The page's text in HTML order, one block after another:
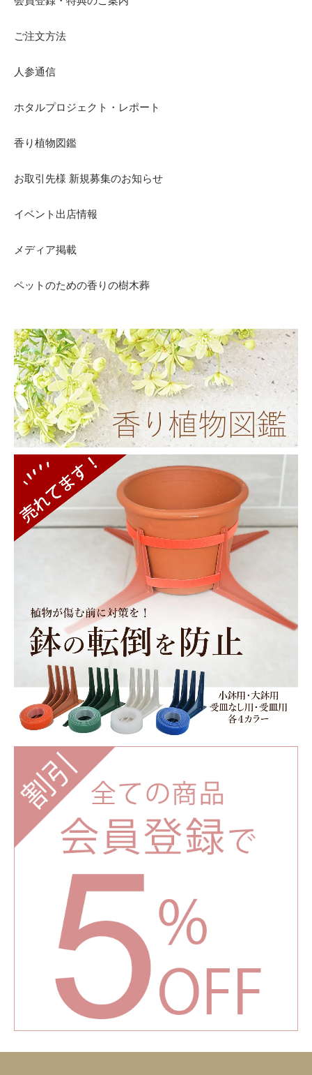
ご注文方法
人参通信
ホタルプロジェクト・レポート
香り植物図鑑
お取引先様 新規募集のお知らせ
イベント出店情報
メディア掲載
ペットのための香りの樹木葬